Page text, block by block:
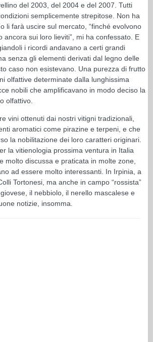
del 2003, del 2004 e del 2007. Tutti
semplicemente strepitose. Non ha
li farà uscire sul mercato, “finché evolvono
ancora sui loro lieviti”, mi ha confessato. E
i ricordi andavano a certi grandi
senza gli elementi derivati dal legno delle
caso non esistevano. Una purezza di frutto
olfattive determinate dalla lunghissima
nobili che amplificavano in modo deciso la
olfattivo.
vini ottenuti dai nostri vitigni tradizionali,
aromatici come pirazine e terpeni, e che
la nobilitazione dei loro caratteri originari.
la vitienologia prossima ventura in Italia
molto discussa e praticata in molte zone,
ad essere molto interessanti. In Irpinia, a
Tortonesi, ma anche in campo “rossista”
il nebbiolo, il nerello mascalese e
notizie, insomma.